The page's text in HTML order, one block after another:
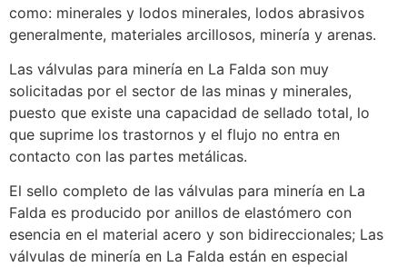
como: minerales y lodos minerales, lodos abrasivos
generalmente, materiales arcillosos, minería y arenas.
Las válvulas para minería en La Falda son muy
solicitadas por el sector de las minas y minerales,
puesto que existe una capacidad de sellado total, lo
que suprime los trastornos y el flujo no entra en
contacto con las partes metálicas.
El sello completo de las válvulas para minería en La
Falda es producido por anillos de elastómero con
esencia en el material acero y son bidireccionales; Las
válvulas de minería en La Falda están en especial